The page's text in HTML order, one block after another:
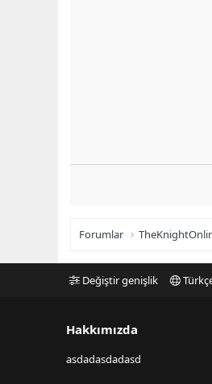
Forumlar
Değiştir genişlik
Hakkımızda
asdadasdadasd